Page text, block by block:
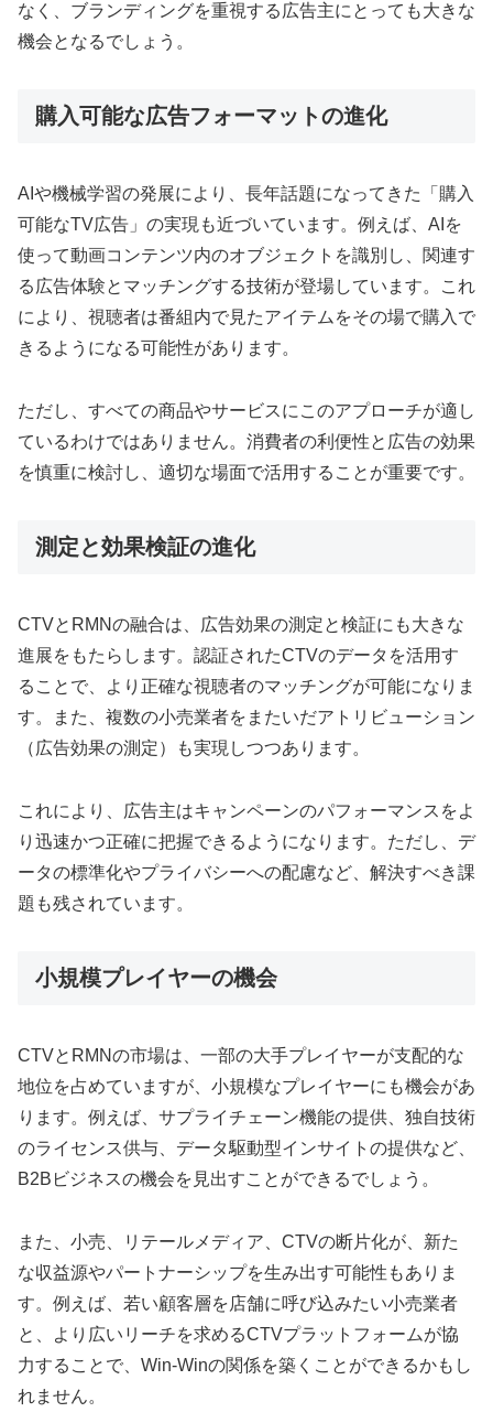
なく、ブランディングを重視する広告主にとっても大きな
機会となるでしょう。
購入可能な広告フォーマットの進化
AIや機械学習の発展により、長年話題になってきた「購入
可能なTV広告」の実現も近づいています。例えば、AIを
使って動画コンテンツ内のオブジェクトを識別し、関連す
る広告体験とマッチングする技術が登場しています。これ
により、視聴者は番組内で見たアイテムをその場で購入で
きるようになる可能性があります。
ただし、すべての商品やサービスにこのアプローチが適し
ているわけではありません。消費者の利便性と広告の効果
を慎重に検討し、適切な場面で活用することが重要です。
測定と効果検証の進化
CTVとRMNの融合は、広告効果の測定と検証にも大きな
進展をもたらします。認証されたCTVのデータを活用す
ることで、より正確な視聴者のマッチングが可能になりま
す。また、複数の小売業者をまたいだアトリビューション
（広告効果の測定）も実現しつつあります。
これにより、広告主はキャンペーンのパフォーマンスをよ
り迅速かつ正確に把握できるようになります。ただし、デ
ータの標準化やプライバシーへの配慮など、解決すべき課
題も残されています。
小規模プレイヤーの機会
CTVとRMNの市場は、一部の大手プレイヤーが支配的な
地位を占めていますが、小規模なプレイヤーにも機会があ
ります。例えば、サプライチェーン機能の提供、独自技術
のライセンス供与、データ駆動型インサイトの提供など、
B2Bビジネスの機会を見出すことができるでしょう。
また、小売、リテールメディア、CTVの断片化が、新た
な収益源やパートナーシップを生み出す可能性もありま
す。例えば、若い顧客層を店舗に呼び込みたい小売業者
と、より広いリーチを求めるCTVプラットフォームが協
力することで、Win-Winの関係を築くことができるかもし
れません。